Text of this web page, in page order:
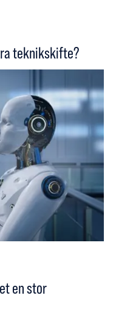
teknikskifte?
en stor